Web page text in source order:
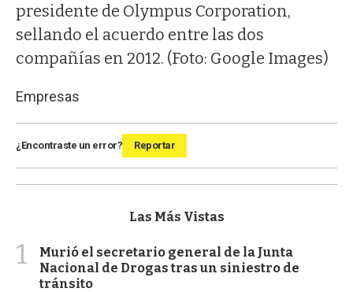
presidente de Olympus Corporation,
sellando el acuerdo entre las dos
compañías en 2012. (Foto: Google Images)
Empresas
¿Encontraste un error? Reportar
Las Más Vistas
1
Murió el secretario general de la Junta
Nacional de Drogas tras un siniestro de
tránsito